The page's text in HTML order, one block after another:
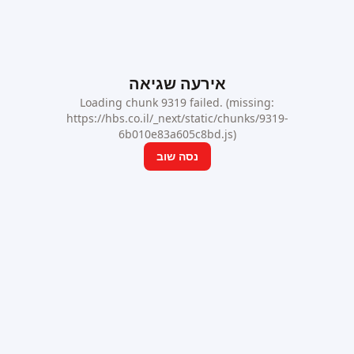
אירעה שגיאה
Loading chunk 9319 failed. (missing:
https://hbs.co.il/_next/static/chunks/9319-
6b010e83a605c8bd.js)